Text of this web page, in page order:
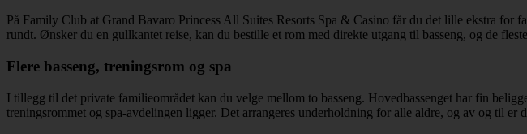
På Family Club at Grand Bavaro Princess All Suites Resorts Spa & Casino får du det lille ekstra for
rundt. Ønsker du en gullkantet reise, kan du bestille et rom med direkte utgang til basseng, og de
Flere basseng, treningsrom og spa
I tillegg til det private familieområdet kan du velge mellom to basseng. Hovedbassenget har fin
treningsrommet og spa-avdelingen ligger. Det arrangeres underholdning for alle aldre, og av og til er